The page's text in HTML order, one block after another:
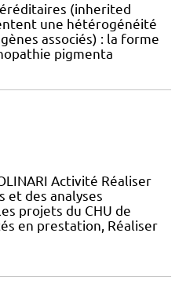
(inherited
une hétérogénéité
associés) : la forme
pigmenta
Activité Réaliser
et des analyses
projets du CHU de
en prestation, Réaliser